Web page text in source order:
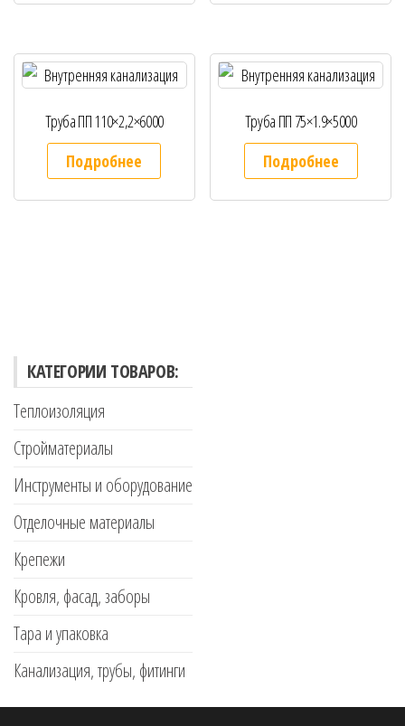
Труба ПП 110×2,2×6000
Подробнее
Труба ПП 75×1.9×5000
Подробнее
КАТЕГОРИИ ТОВАРОВ:
Теплоизоляция
Стройматериалы
Инструменты и оборудование
Отделочные материалы
Крепежи
Кровля, фасад, заборы
Тара и упаковка
Канализация, трубы, фитинги